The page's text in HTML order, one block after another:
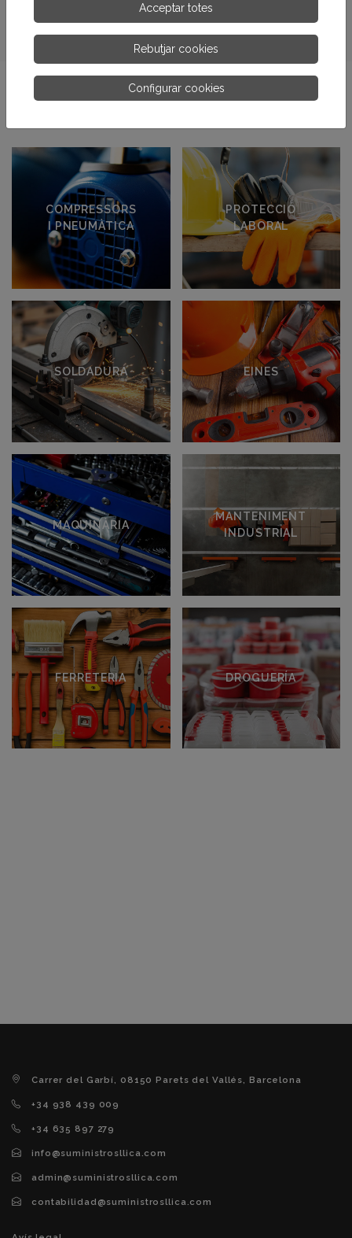
SECTORS
COMPRESSORS
I PNEUMÀTICA
Especialistes en
eines de tall de
precisió i
solucions en aire
comprimit.
PROTECCIÓ
LABORAL
Equips de
Protecció
Individual (EPI)
i Seguretat
Laboral.
SOLDADURA
Especialistes
en Maquinària
i Equips de
Soldadura
Industrial.
EINES
Eines Manuals,
de Tall i
Mesurament
per a
Professionals.
MAQUINÀRIA
Maquinària
Industrial
Elèctrica,
Pneumàtica i
de Taller.
MANTENIMENT
INDUSTRIAL
Manteniment
Industrial i
Subministraments
FERRETERIA
Cargoles,
Fixacions i
Equipament
Auxiliar
Industrial.
DROGUERÍA
Productes de
Drogueria
Industrial per
a Neteja
Professional.
Carrer del Garbí, 08150 Parets del Vallés, Barcelona
+34 938 439 009
+34 635 897 279
info@suministrosllica.com
admin@suministrosllica.com
contabilidad@suministrosllica.com
Acceptar totes
Rebutjar cookies
Configurar cookies